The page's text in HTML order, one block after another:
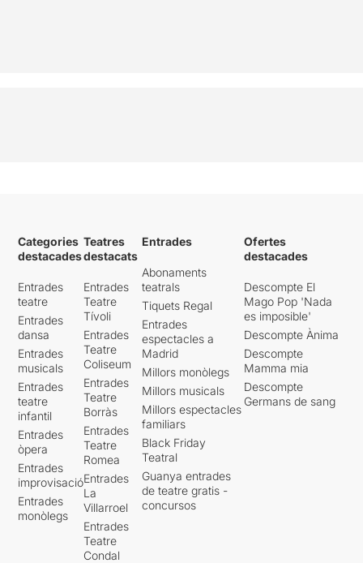
Categories
destacades
Entrades
teatre
Entrades
dansa
Entrades
musicals
Entrades
teatre
infantil
Entrades
òpera
Entrades
improvisació
Entrades
monòlegs
Teatres
destacats
Entrades
Teatre
Tívoli
Entrades
Teatre
Coliseum
Entrades
Teatre
Borràs
Entrades
Teatre
Romea
Entrades
La
Villarroel
Entrades
Teatre
Condal
Entrades
Abonaments
teatrals
Tiquets Regal
Entrades
espectacles a
Madrid
Millors monòlegs
Millors musicals
Millors espectacles
familiars
Black Friday
Teatral
Guanya entrades
de teatre gratis -
concursos
Ofertes
destacades
Descompte El
Mago Pop 'Nada
es imposible'
Descompte Ànima
Descompte
Mamma mia
Descompte
Germans de sang